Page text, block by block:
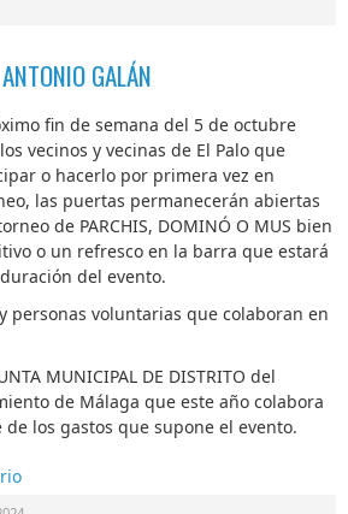
GALÁN
fin de semana del 5 de octubre
vecinos y vecinas de El Palo que
o hacerlo por primera vez en
las puertas permanecerán abiertas
de PARCHIS, DOMINÓ O MUS bien
o un refresco en la barra que estará
del evento.
personas voluntarias que colaboran en
MUNICIPAL DE DISTRITO del
de Málaga que este año colabora
los gastos que supone el evento.